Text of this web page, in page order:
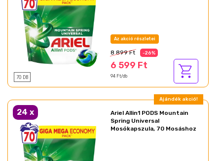
70 DB
Az akció részletei
8 899 Ft -26%
6 599 Ft
94 Ft/db
Ajándék akció!
24 x
Ariel Allin1 PODS Mountain
Spring Universal
Mosókapszula, 70 Mosáshoz